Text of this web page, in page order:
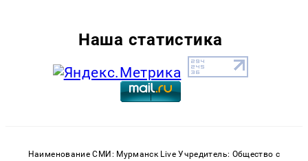
Наша статистика
Наименование СМИ: Мурманск Live Учредитель: Общество с